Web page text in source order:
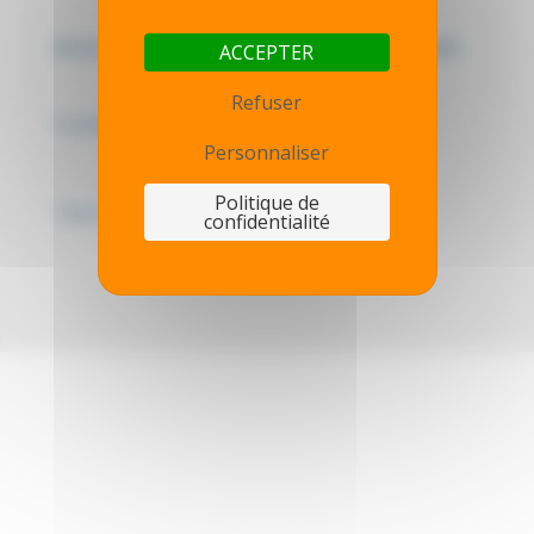
Mentions légales - Politique de confidentialité
ACCEPTER
Refuser
Personnaliser
Politique de
confidentialité